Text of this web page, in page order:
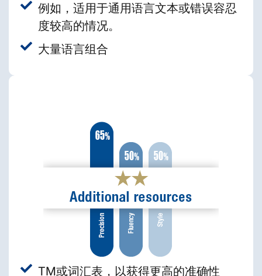
例如，适用于通用语言文本或错误容忍
度较高的情况。
大量语言组合
TM或词汇表，以获得更高的准确性